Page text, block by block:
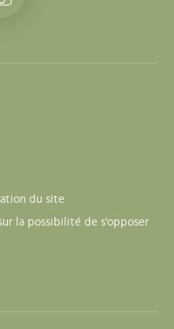
du site
la possibilité de s'opposer